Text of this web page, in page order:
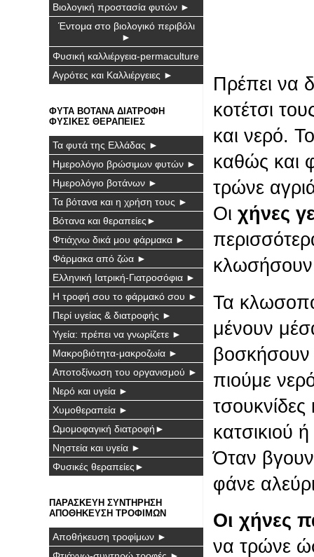
Πρέπει να
κοτέτσι
και νερό.
καθώς και
τρώνε
Οι χήνες
Τα
μένουν
βοσκήσουν
πιούμε
κατσικιού
Όταν
φάνε
Οι χήνες
να τρώνε
Βιολογική προστασία φυτών ►
Έντομα στο βιολογικό περιβόλι
►
Φυσική καλλιέργεια-permaculture
Αγρότες και Καλλιέργειες ►
ΦΥΤΑ ΒΟΤΑΝΑ ΔΙΑΤΡΟΦΗ
ΦΥΣΙΚΕΣ ΘΕΡΑΠΕΙΕΣ
Τα φυτά της Ελλάδας ►
Ημερολόγιο βρώσιμων φυτών ►
Ημερολόγιο βοτάνων ►
Τα βότανα και η χρήση τους ►
Βότανα και θεραπείες►
Φτιάχνω δικά μου φάρμακα ►
Φάρμακα από ζώα ►
Ελληνική Ιατρική-Γιατροσόφια ►
Η τροφή σου το φάρμακό σου ►
Περί υγείας & διατροφής ►
Υγεία: πρέπει να γνωρίζετε ►
Μακροβιότητα-μακροζωία ►
Αποτοξίνωση του οργανισμού ►
Νερό και υγεία ►
Χυμοθεραπεία ►
Ωμομοφαγική διατροφή►
Νηστεία και υγεία ►
Φυσικές θεραπείες►
ΠΑΡΑΣΚΕΥΗ ΣΥΝΤΗΡΗΣΗ
ΑΠΟΘΗΚΕΥΣΗ ΤΡΟΦΙΜΩΝ
Αποθήκευση τροφίμων ►